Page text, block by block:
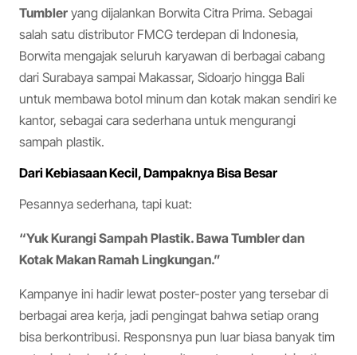
Tumbler yang dijalankan Borwita Citra Prima. Sebagai
salah satu distributor FMCG terdepan di Indonesia,
Borwita mengajak seluruh karyawan di berbagai cabang
dari Surabaya sampai Makassar, Sidoarjo hingga Bali
untuk membawa botol minum dan kotak makan sendiri ke
kantor, sebagai cara sederhana untuk mengurangi
sampah plastik.
Dari Kebiasaan Kecil, Dampaknya Bisa Besar
Pesannya sederhana, tapi kuat:
“Yuk Kurangi Sampah Plastik. Bawa Tumbler dan
Kotak Makan Ramah Lingkungan.”
Kampanye ini hadir lewat poster-poster yang tersebar di
berbagai area kerja, jadi pengingat bahwa setiap orang
bisa berkontribusi. Responsnya pun luar biasa banyak tim